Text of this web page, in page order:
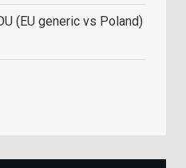
(EU generic vs Poland)